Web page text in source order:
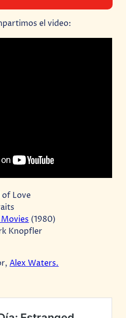
el video:
of Love
(1980)
Knopfler
Alex Waters.